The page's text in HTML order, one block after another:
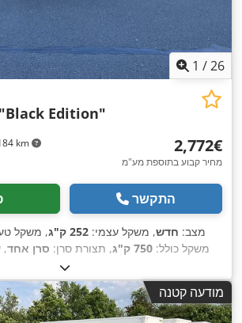
1 /26
km
Edition"
‏2,772 ‏€
מחיר קבוע בתוספת מע"מ
התקשר
מצב: חדש, משקל עצמי: 252 ק"ג , משקל
משקל כולל: 750 ק"ג , תצורת סרן: סרן אחד,
, אורך אזור הטעינה:
1,740 מ"מ
, אורך כולל:3,494 מ"מ , רוחב
אחר 185/45 R15 , מהירות מרבית:100 קמ"ש
, בלם
,
מודעה קטנה